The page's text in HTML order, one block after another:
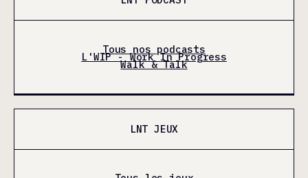
Tous nos podcasts
L'WIP - Work In Progress
Walk & Talk
LNT JEUX